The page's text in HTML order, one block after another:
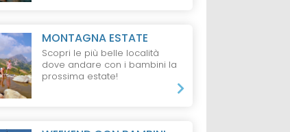
MONTAGNA ESTATE
Scopri le più belle località
dove andare con i bambini la
prossima estate!